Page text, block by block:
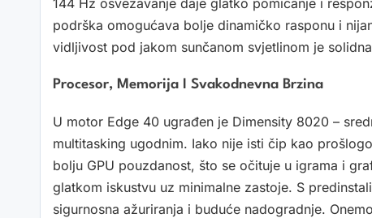
podrška omogućava bolje dinamičko rasponu i
vidljivost pod jakom sunčanom svjetlinom je
Procesor, Memorija I Svakodnevna Brzina
U motor Edge 40 ugrađen je Dimensity 8020 –
multitasking ugodnim. Iako nije isti čip kao
bolju GPU pouzdanost, što se očituje u igrama i
glatkom iskustvu uz minimalne zastoje. S
sigurnosna ažuriranja i buduće nadogradnje.